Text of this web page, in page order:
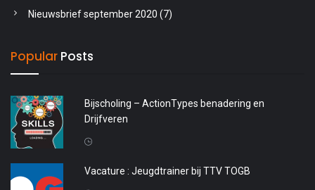
Nieuwsbrief september 2020 (7)
Popular Posts
Bijscholing – ActionTypes benadering en
Drijfveren
Vacature : Jeugdtrainer bij TTV TOGB